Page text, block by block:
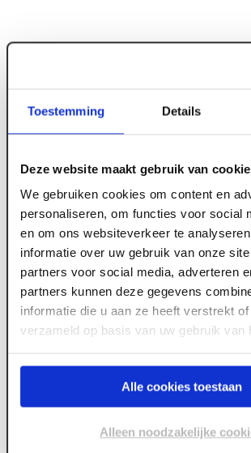
Toestemming Details
Deze website maakt gebruik van
We gebruiken cookies om content en
personaliseren, om functies voor social
en om ons websiteverkeer te
informatie over uw gebruik van onze
partners voor social media, adverteren
partners kunnen deze gegevens
informatie die u aan ze heeft verstrekt
verzameld op basis van uw gebruik van
Alle cookies toestaan
Alleen noodzakelijke
ART000487
Wapeningsband papier 50 mm
m1
Meld je aan of maak een account
Log in voor prijzen